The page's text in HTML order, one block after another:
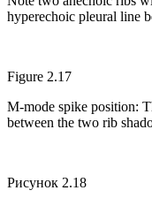
hyperechoic pleural line
Figure 2.17
M-mode spike position:
between the two rib
Рисунок 2.18